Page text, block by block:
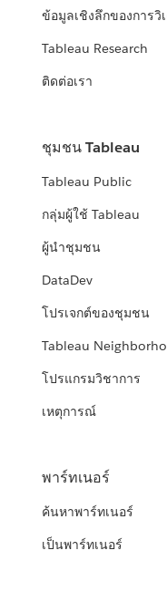
ข้อมูลเชิงลึกของการวิ
Tableau Research
ติดต่อเรา
ชุมชน Tableau
Tableau Public
กลุ่มผู้ใช้ Tableau
ผู้นำชุมชน
DataDev
โปรเจกต์ของชุมชน
Tableau
โปรแกรมวิชาการ
เหตุการณ์
พาร์ทเนอร์
ค้นหาพาร์ทเนอร์
เป็นพาร์ทเนอร์